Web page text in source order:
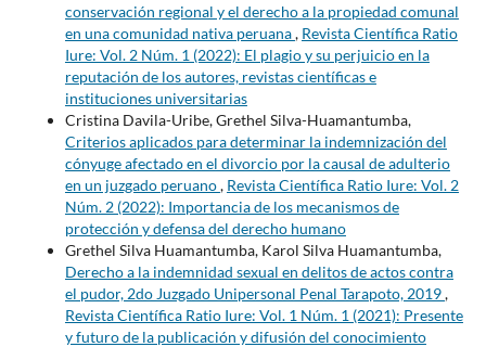
conservación regional y el derecho a la propiedad comunal
en una comunidad nativa peruana, Revista Científica Ratio
Iure: Vol. 2 Núm. 1 (2022): El plagio y su perjuicio en la
reputación de los autores, revistas científicas e
instituciones universitarias
Cristina Davila-Uribe, Grethel Silva-Huamantumba,
Criterios aplicados para determinar la indemnización del
cónyuge afectado en el divorcio por la causal de adulterio
en un juzgado peruano, Revista Científica Ratio Iure: Vol. 2
Núm. 2 (2022): Importancia de los mecanismos de
protección y defensa del derecho humano
Grethel Silva Huamantumba, Karol Silva Huamantumba,
Derecho a la indemnidad sexual en delitos de actos contra
el pudor, 2do Juzgado Unipersonal Penal Tarapoto, 2019,
Revista Científica Ratio Iure: Vol. 1 Núm. 1 (2021): Presente
y futuro de la publicación y difusión del conocimiento